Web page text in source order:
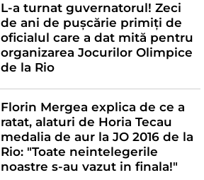
L-a turnat guvernatorul! Zeci
de ani de pușcărie primiți de
oficialul care a dat mită pentru
organizarea Jocurilor Olimpice
de la Rio
Florin Mergea explica de ce a
ratat, alaturi de Horia Tecau
medalia de aur la JO 2016 de la
Rio: "Toate neintelegerile
noastre s-au vazut in finala!"